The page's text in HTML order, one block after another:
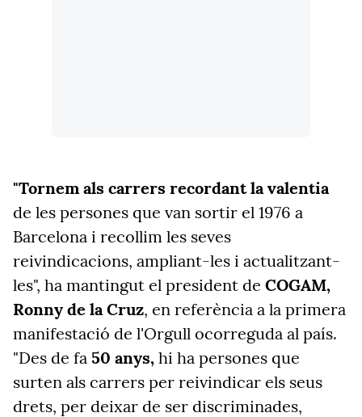
"Tornem als carrers recordant la valentia
de les persones que van sortir el 1976 a
Barcelona i recollim les seves
reivindicacions, ampliant-les i actualitzant-
les", ha mantingut el president de COGAM,
Ronny de la Cruz, en referència a la primera
manifestació de l'Orgull ocorreguda al país.
"Des de fa 50 anys, hi ha persones que
surten als carrers per reivindicar els seus
drets, per deixar de ser discriminades,